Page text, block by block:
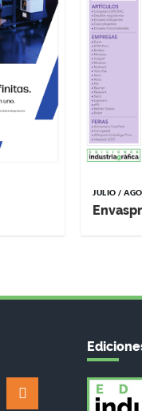
JULIO /